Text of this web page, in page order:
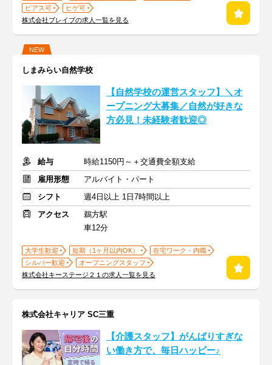
ピアス可
ヒゲ可
株式会社ブレイブの求人一覧を見る
NEW
しまみらい自然学校
【自然学校の運営スタッフ】＼オ
ープニング大募集／自然が好きな
方必見！未経験者歓迎◎
給与
時給1150円～＋交通費全額支給
雇用形態
アルバイト・パート
シフト
週4日以上 1日7時間以上
アクセス
鵜方駅
車12分
大学生歓迎 短期（1ヶ月以内OK）
在宅ワーク・内職
シルバー歓迎
オープニングスタッフ
株式会社キーステージ２１の求人一覧を見る
株式会社キャリア SC三重
【介護スタッフ】がんばりすぎな
い働き方で、毎日ハッピー♪